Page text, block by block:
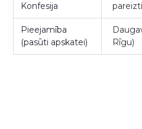
Konfesija
Pieejamība
(pasūti apskatei)
Rīgu)